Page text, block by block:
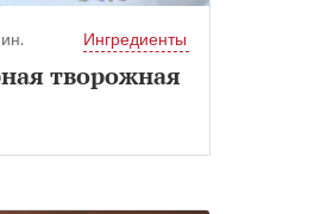
Ингредиенты
творожная